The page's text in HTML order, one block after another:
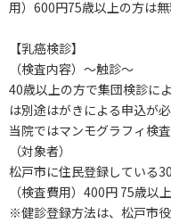
用）600円75歳以上の方は
【乳癌検診】
（検査内容）～触診～
40歳以上の方で集団検診に
は別途はがきによる申込が必
当院ではマンモグラフィ検
（対象者）
松戸市に住民登録している
（検査費用）400円 75歳
※健診登録方法は、松戸市